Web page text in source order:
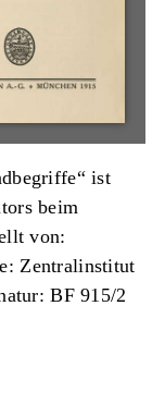
ist
beim
von:
Zentralinstitut
BF 915/2